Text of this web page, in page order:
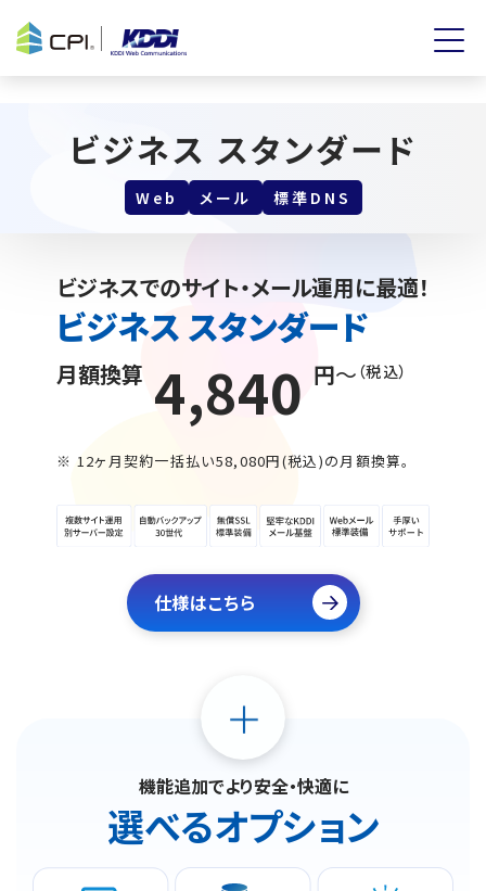
ビジネス スタンダード
Web メール 標準DNS
ビジネスでのサイト・メール運用に最適！
ビジネス スタンダード
月額換算 4,840 円～ （税込）
※ 12ヶ月契約一括払い58,080円(税込)の月額換算。
仕様はこちら
機能追加でより安全・快適に
選べるオプション